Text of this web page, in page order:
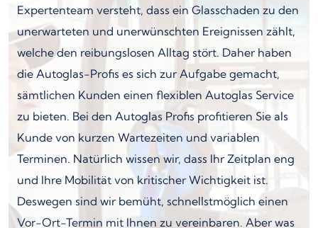
Expertenteam versteht, dass ein Glasschaden zu den
unerwarteten und unerwünschten Ereignissen zählt,
welche den reibungslosen Alltag stört. Daher haben
die Autoglas-Profis es sich zur Aufgabe gemacht,
sämtlichen Kunden einen flexiblen Autoglas Service
zu bieten. Bei den Autoglas Profis profitieren Sie als
Kunde von kurzen Wartezeiten und variablen
Terminen. Natürlich wissen wir, dass Ihr Zeitplan eng
und Ihre Mobilität von kritischer Wichtigkeit ist.
Deswegen sind wir bemüht, schnellstmöglich einen
Vor-Ort-Termin mit Ihnen zu vereinbaren. Aber was